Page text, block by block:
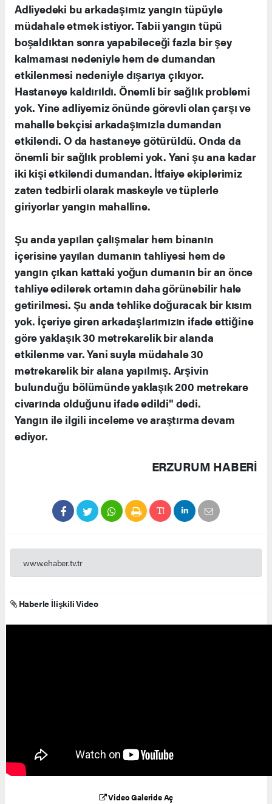
Adliyedeki bu arkadaşımız yangın tüpüyle
müdahale etmek istiyor. Tabii yangın tüpü
boşaldıktan sonra yapabileceği fazla bir şey
kalmaması nedeniyle hem de dumandan
etkilenmesi nedeniyle dışarıya çıkıyor.
Hastaneye kaldırıldı. Önemli bir sağlık problemi
yok. Yine adliyemiz önünde görevli olan çarşı ve
mahalle bekçisi arkadaşımızla dumandan
etkilendi. O da hastaneye götürüldü. Onda da
önemli bir sağlık problemi yok. Yani şu ana kadar
iki kişi etkilendi dumandan. İtfaiye ekiplerimiz
zaten tedbirli olarak maskeyle ve tüplerle
giriyorlar yangın mahalline.
Şu anda yapılan çalışmalar hem binanın
içerisine yayılan dumanın tahliyesi hem de
yangın çıkan kattaki yoğun dumanın bir an önce
tahliye edilerek ortamın daha görünebilir hale
getirilmesi. Şu anda tehlike doğuracak bir kısım
yok. İçeriye giren arkadaşlarımızın ifade ettiğine
göre yaklaşık 30 metrekarelik bir alanda
etkilenme var. Yani suyla müdahale 30
metrekarelik bir alana yapılmış. Arşivin
bulunduğu bölümünde yaklaşık 200 metrekare
civarında olduğunu ifade edildi" dedi.
Yangın ile ilgili inceleme ve araştırma devam
ediyor.
ERZURUM HABERİ
www.ehaber.tv.tr
Haberle İlişkili Video
Video Galeride Aç